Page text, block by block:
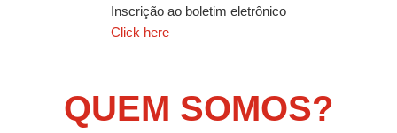
Inscrição ao boletim eletrônico
Click here
QUEM SOMOS?